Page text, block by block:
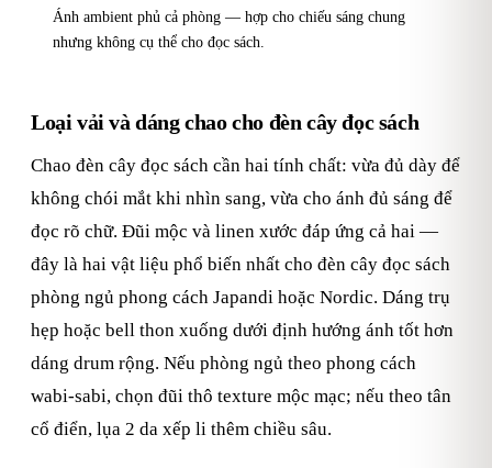
Ánh ambient phủ cả phòng — hợp cho chiếu sáng chung
nhưng không cụ thể cho đọc sách.
Loại vải và dáng chao cho đèn cây đọc sách
Chao đèn cây đọc sách cần hai tính chất: vừa đủ dày để
không chói mắt khi nhìn sang, vừa cho ánh đủ sáng để
đọc rõ chữ. Đũi mộc và linen xước đáp ứng cả hai —
đây là hai vật liệu phổ biến nhất cho đèn cây đọc sách
phòng ngủ phong cách Japandi hoặc Nordic. Dáng trụ
hẹp hoặc bell thon xuống dưới định hướng ánh tốt hơn
dáng drum rộng. Nếu phòng ngủ theo phong cách
wabi-sabi, chọn đũi thô texture mộc mạc; nếu theo tân
cổ điển, lụa 2 da xếp li thêm chiều sâu.